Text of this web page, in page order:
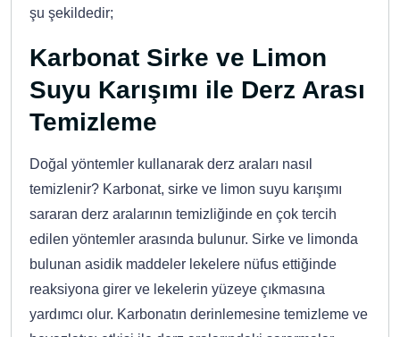
şu şekildedir;
Karbonat Sirke ve Limon
Suyu Karışımı ile Derz Arası
Temizleme
Doğal yöntemler kullanarak derz araları nasıl
temizlenir? Karbonat, sirke ve limon suyu karışımı
sararan derz aralarının temizliğinde en çok tercih
edilen yöntemler arasında bulunur. Sirke ve limonda
bulunan asidik maddeler lekelere nüfus ettiğinde
reaksiyona girer ve lekelerin yüzeye çıkmasına
yardımcı olur. Karbonatın derinlemesine temizleme ve